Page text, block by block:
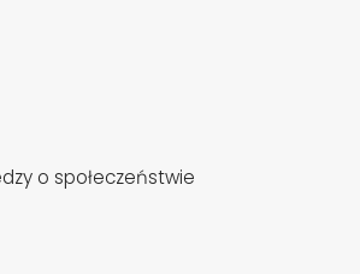
o społeczeństwie